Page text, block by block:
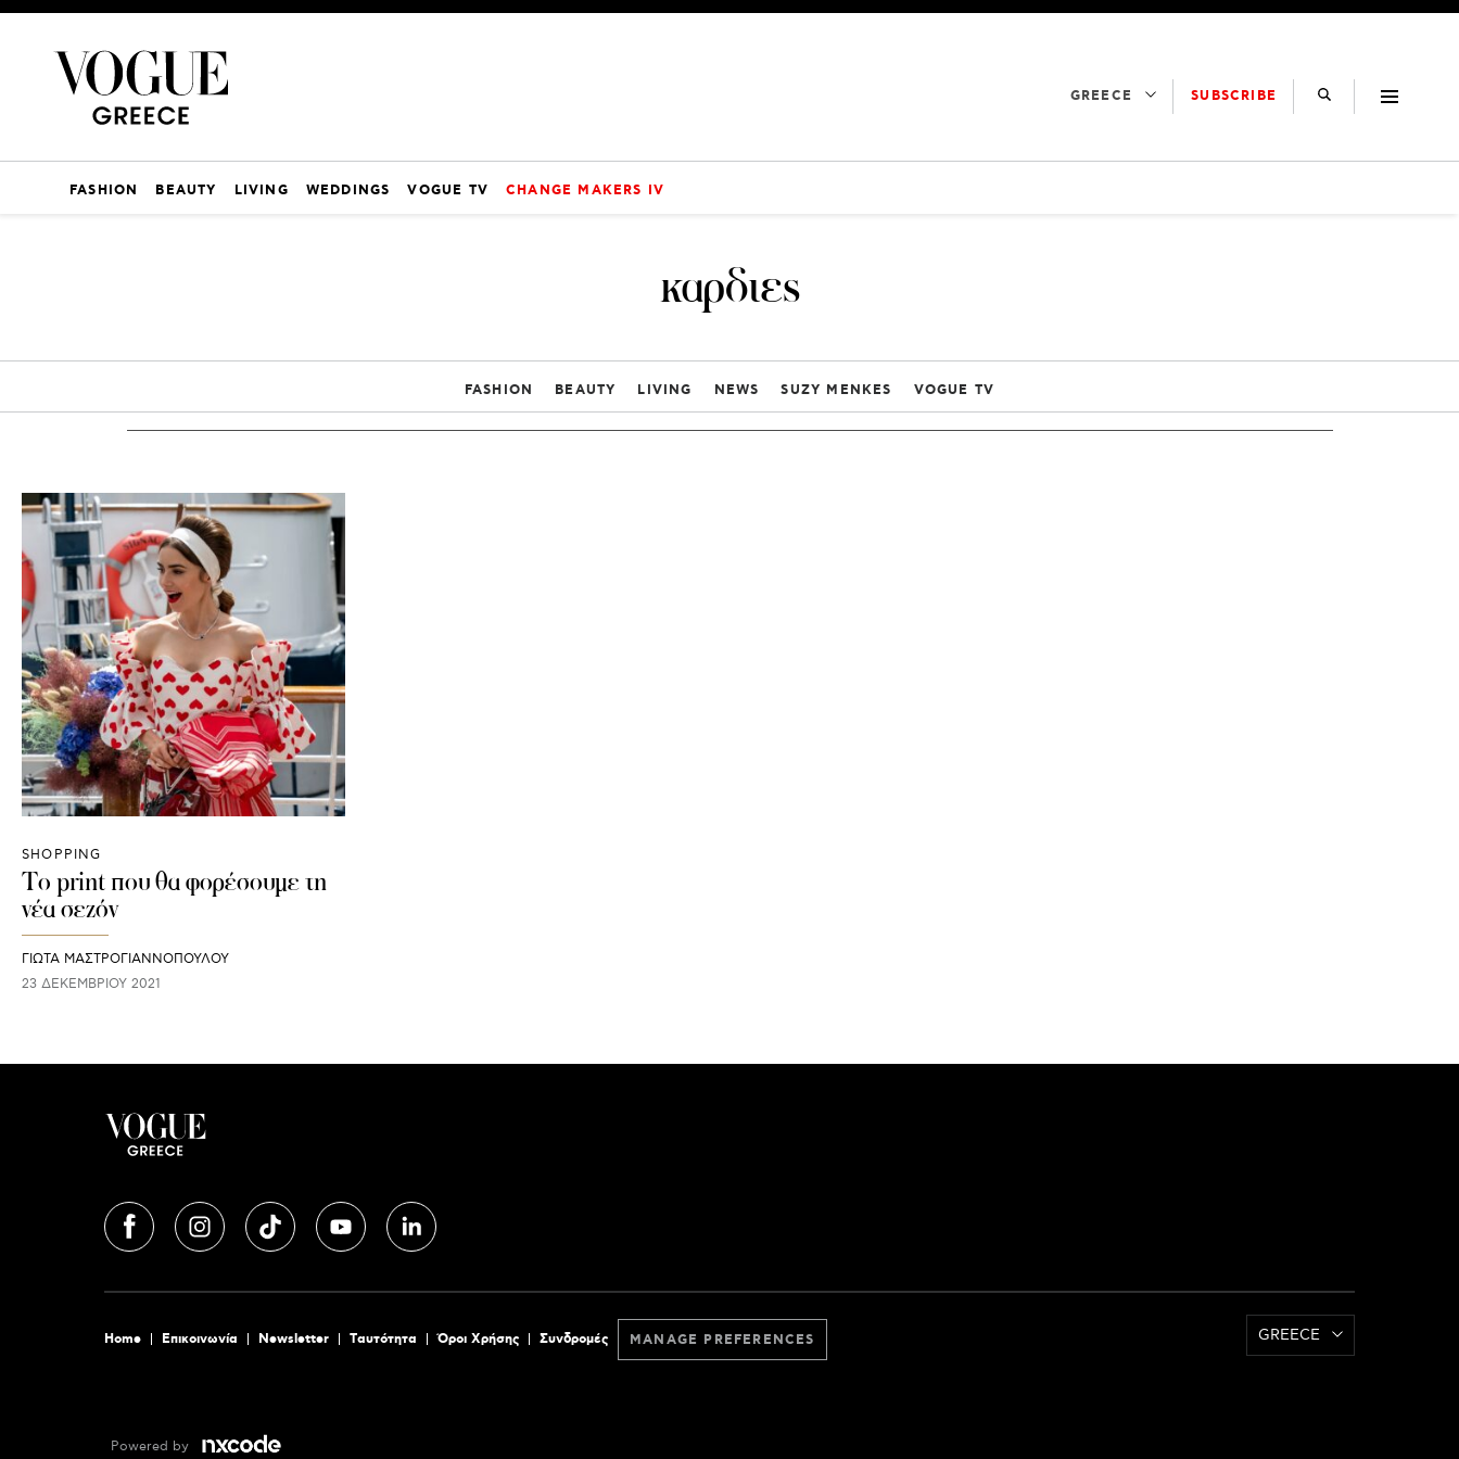
GREECE SUBSCRIBE
FASHION BEAUTY LIVING WEDDINGS VOGUE TV CHANGE MAKERS IV
καρδιες
FASHION BEAUTY LIVING NEWS SUZY MENKES VOGUE TV
SHOPPING
Το print που θα φορέσουμε τη
νέα σεζόν
ΓΙΩΤΑ ΜΑΣΤΡΟΓΙΑΝΝΟΠΟΥΛΟΥ
23 ΔΕΚΕΜΒΡΊΟΥ 2021
Home Επικοινωνία Newsletter Tαυτότητα Όροι Χρήσης Συνδρομές MANAGE PREFERENCES GREECE
Powered by